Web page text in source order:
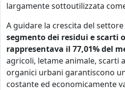
largamente sottoutilizzata
A guidare la crescita del
segmento dei residui e scarti
rappresentava il 77,01% del
agricoli, letame animale, scarti
organici urbani garantiscono
costante ed economicamente